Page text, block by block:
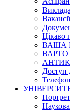
Вакансії
Цікаво
ВАША
ВАРТО
Доступ
Наукова